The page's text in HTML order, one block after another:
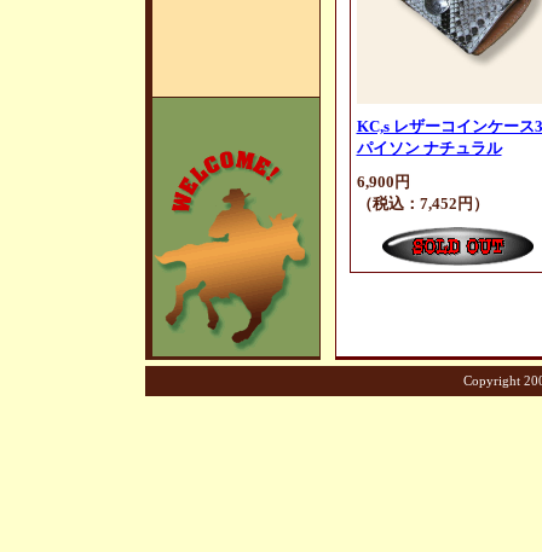
KC,s レザーコインケース3
パイソン ナチュラル
6,900円
（税込：7,452円）
Copyright